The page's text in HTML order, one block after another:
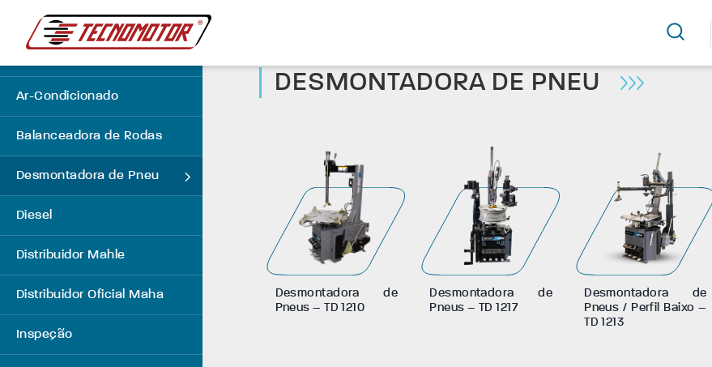
Produtos
Ar-Condicionado
Balanceadora de Rodas
Desmontadora de Pneu
Diesel
Distribuidor Mahle
Distribuidor Oficial Maha
Inspeção
DESMONTADORA DE PNEU
DESMONTADORA DE PNEU
Desmontadora de
Pneus – TD 1210
Desmontadora de
Pneus – TD 1217
Desmontadora de
Pneus / Perfil Baixo –
TD 1213